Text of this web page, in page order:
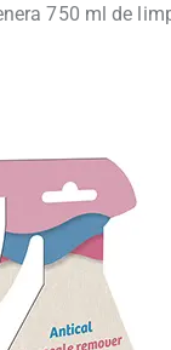
750 ml de